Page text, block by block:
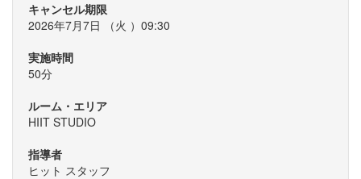
キャンセル期限
2026年7月7日 （火 ）09:30
実施時間
50分
ルーム・エリア
HIIT STUDIO
指導者
ヒット スタッフ